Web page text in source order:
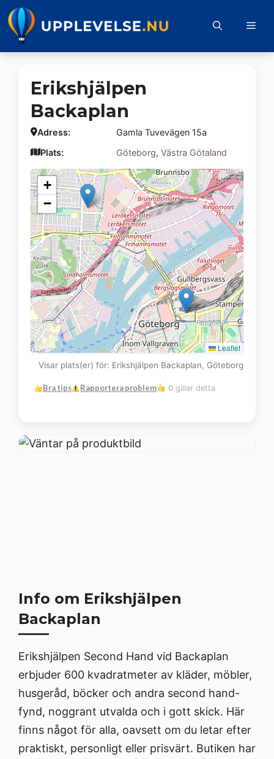
Hoppa
till
innehåll
Erikshjälpen
Backaplan
Adress:
Gamla Tuvevägen 15a
Plats:
Göteborg, Västra Götaland
+
−
Leaflet
Visar plats(er) för: Erikshjälpen Backaplan, Göteborg
Bra tips Rapportera problem 0 gillar detta
Info om Erikshjälpen
Backaplan
Erikshjälpen Second Hand vid Backaplan
erbjuder 600 kvadratmeter av kläder, möbler,
husgeråd, böcker och andra second hand-
fynd, noggrant utvalda och i gott skick. Här
finns något för alla, oavsett om du letar efter
praktiskt, personligt eller prisvärt. Butiken har